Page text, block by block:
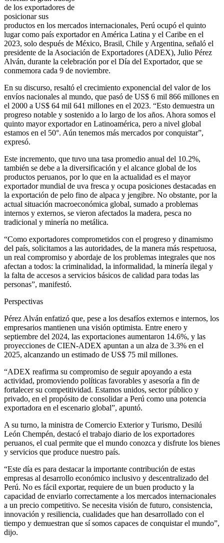
de los exportadores de
posicionar sus
productos en los mercados internacionales, Perú ocupó el quinto
lugar como país exportador en América Latina y el Caribe en el
2023, solo después de México, Brasil, Chile y Argentina, señaló el
presidente de la Asociación de Exportadores (ADEX), Julio Pérez
Alván, durante la celebración por el Día del Exportador, que se
conmemora cada 9 de noviembre.
En su discurso, resaltó el crecimiento exponencial del valor de los
envíos nacionales al mundo, que pasó de US$ 6 mil 866 millones en
el 2000 a US$ 64 mil 641 millones en el 2023. “Esto demuestra un
progreso notable y sostenido a lo largo de los años. Ahora somos el
quinto mayor exportador en Latinoamérica, pero a nivel global
estamos en el 50°. Aún tenemos más mercados por conquistar”,
expresó.
Este incremento, que tuvo una tasa promedio anual del 10.2%,
también se debe a la diversificación y el alcance global de los
productos peruanos, por lo que en la actualidad es el mayor
exportador mundial de uva fresca y ocupa posiciones destacadas en
la exportación de pelo fino de alpaca y jengibre. No obstante, por la
actual situación macroeconómica global, sumado a problemas
internos y externos, se vieron afectados la madera, pesca no
tradicional y minería no metálica.
“Como exportadores comprometidos con el progreso y dinamismo
del país, solicitamos a las autoridades, de la manera más respetuosa,
un real compromiso y abordaje de los problemas integrales que nos
afectan a todos: la criminalidad, la informalidad, la minería ilegal y
la falta de accesos a servicios básicos de calidad para todas las
personas”, manifestó.
Perspectivas
Pérez Alván enfatizó que, pese a los desafíos externos e internos, los
empresarios mantienen una visión optimista. Entre enero y
septiembre del 2024, las exportaciones aumentaron 14.6%, y las
proyecciones de CIEN-ADEX apuntan a un alza de 3.3% en el
2025, alcanzando un estimado de US$ 75 mil millones.
“ADEX reafirma su compromiso de seguir apoyando a esta
actividad, promoviendo políticas favorables y asesoría a fin de
fortalecer su competitividad. Estamos unidos, sector público y
privado, en el propósito de consolidar a Perú como una potencia
exportadora en el escenario global”, apuntó.
A su turno, la ministra de Comercio Exterior y Turismo, Desilú
León Chempén, destacó el trabajo diario de los exportadores
peruanos, el cual permite que el mundo conozca y disfrute los bienes
y servicios que produce nuestro país.
“Este día es para destacar la importante contribución de estas
empresas al desarrollo económico inclusivo y descentralizado del
Perú. No es fácil exportar, requiere de un buen producto y la
capacidad de enviarlo correctamente a los mercados internacionales
a un precio competitivo. Se necesita visión de futuro, consistencia,
innovación y resiliencia, cualidades que han desarrollado con el
tiempo y demuestran que sí somos capaces de conquistar el mundo”,
dijo.